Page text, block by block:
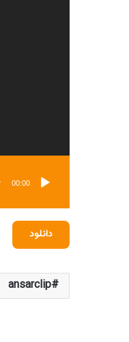
00:00
دانلود
ansarclip